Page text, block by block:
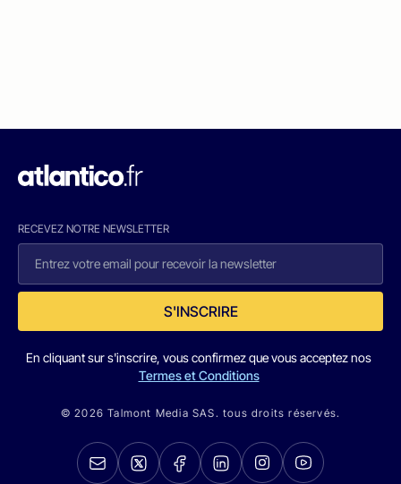
RECEVEZ NOTRE NEWSLETTER
S'INSCRIRE
En cliquant sur s'inscrire, vous confirmez que vous acceptez nos
Termes et Conditions
© 2026 Talmont Media SAS. tous droits réservés.